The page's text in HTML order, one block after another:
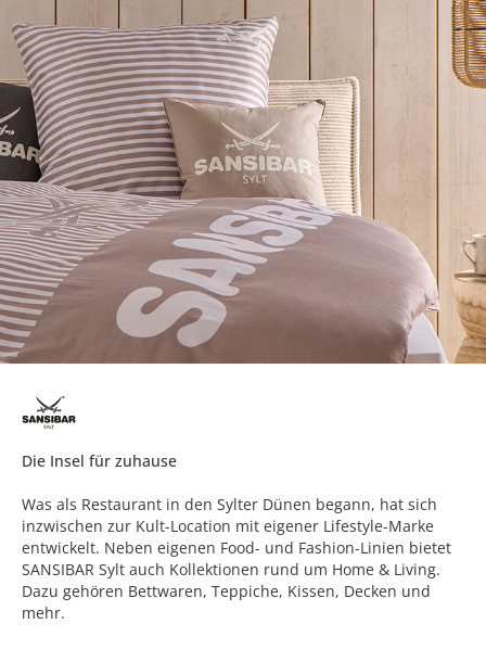
Die Insel für zuhause
Was als Restaurant in den Sylter Dünen begann, hat sich
inzwischen zur Kult-Location mit eigener Lifestyle-Marke
entwickelt. Neben eigenen Food- und Fashion-Linien bietet
SANSIBAR Sylt auch Kollektionen rund um Home & Living.
Dazu gehören Bettwaren, Teppiche, Kissen, Decken und
mehr.